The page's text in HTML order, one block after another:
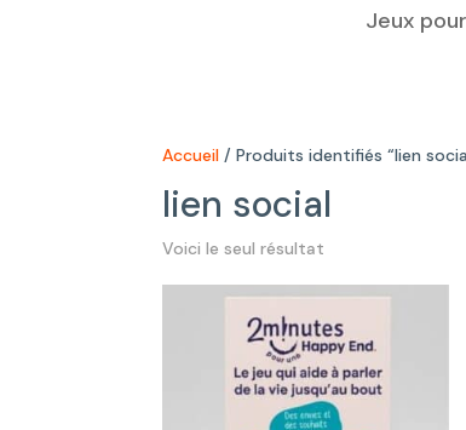
Jeux
Accueil / Produits identifiés “lien
lien social
Voici le seul résultat